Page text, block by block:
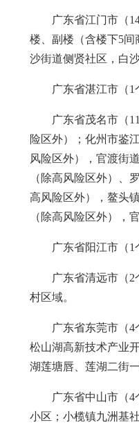
广东省江门市（
楼、副楼（含楼下5
沙街道侧贤社区，白
广东省湛江市（
广东省茂名市（
险区外）；化州市鉴
风险区外），官渡街
（除高风险区外）、
高风险区外），鳌头
（除高风险区外），
广东省阳江市（
广东省清远市（
村区域。
广东省东莞市（
松山湖高新技术产业
湖莲塘唇、莲湖二街
广东省中山市（
小区；小榄镇九洲基